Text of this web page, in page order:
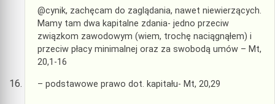
@cynik, zachęcam do zaglądania, nawet niewierzących.
Mamy tam dwa kapitalne zdania- jedno przeciw
związkom zawodowym (wiem, trochę naciągnąłem) i
przeciw płacy minimalnej oraz za swobodą umów – Mt,
20,1-16
– podstawowe prawo dot. kapitału- Mt, 20,29